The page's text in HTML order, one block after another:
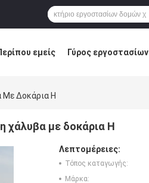
εμείς Γύρος εργοστασίων
Δοκάρια H
χάλυβα με δοκάρια H
Λεπτομέρειες:
Τόπος καταγωγής:
Μάρκα: